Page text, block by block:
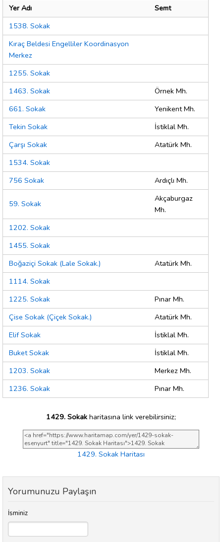
Yer Adı
Semt
1538. Sokak
Kıraç Beldesi Engelliler Koordinasyon
Merkez
1255. Sokak
1463. Sokak
Örnek Mh.
661. Sokak
Yenikent Mh.
Tekin Sokak
İstiklal Mh.
Çarşı Sokak
Atatürk Mh.
1534. Sokak
756 Sokak
Ardıçlı Mh.
59. Sokak
Akçaburgaz
Mh.
1202. Sokak
1455. Sokak
Boğaziçi Sokak (Lale Sokak.)
Atatürk Mh.
1114. Sokak
1225. Sokak
Pınar Mh.
Çise Sokak (Çiçek Sokak.)
Atatürk Mh.
Elif Sokak
İstiklal Mh.
Buket Sokak
İstiklal Mh.
1203. Sokak
Merkez Mh.
1236. Sokak
Pınar Mh.
1429. Sokak haritasına link verebilirsiniz;
1429. Sokak Haritası
Yorumunuzu Paylaşın
İsminiz